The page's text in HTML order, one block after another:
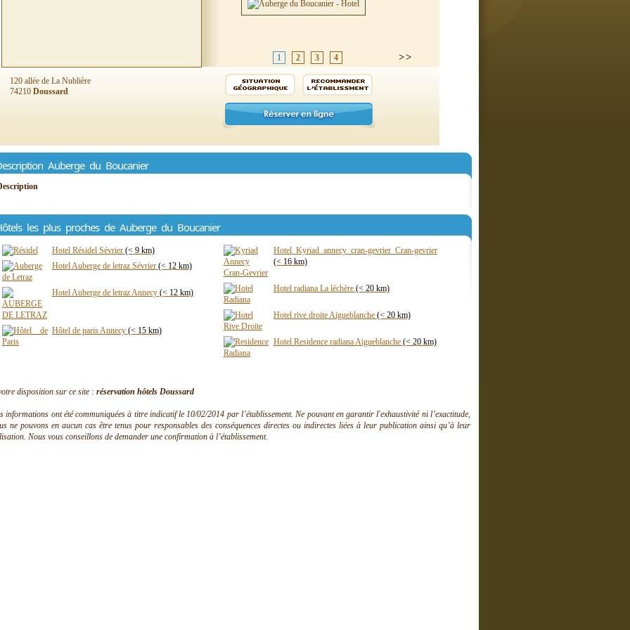
1 2 3 4
120 allée de La Nublière
74210 Doussard
Auberge du Boucanier
les plus proches de Auberge du Boucanier
Hotel Résidel Sévrier (< 9 km)
Hotel Auberge de letraz Sévrier (< 12 km)
Hotel Auberge de letraz Annecy (< 12 km)
Hôtel de paris Annecy (< 15 km)
Hotel Kyriad annecy cran-gevrier Cran-gevrier
(< 16 km)
Hotel radiana La léchère (< 20 km)
Hotel rive droite Aigueblanche (< 20 km)
Hotel Residence radiana Aigueblanche (< 20 km)
disposition sur ce site : réservation hôtels Doussard
informations ont été communiquées à titre indicatif le 10/02/2014 par l’établissement. Ne pouvant en garantir l'exhaustivité ni l’exactitude,
ne pouvons en aucun cas être tenus pour responsables des conséquences directes ou indirectes liées à leur publication ainsi qu’à leur
Nous vous conseillons de demander une confirmation à l’établissement.